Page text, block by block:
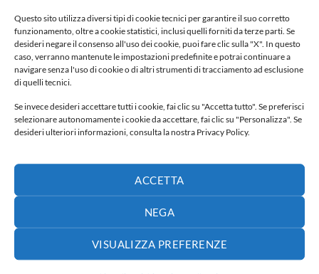
Questo sito utilizza diversi tipi di cookie tecnici per garantire il suo corretto
funzionamento, oltre a cookie statistici, inclusi quelli forniti da terze parti. Se
desideri negare il consenso all'uso dei cookie, puoi fare clic sulla "X". In questo
caso, verranno mantenute le impostazioni predefinite e potrai continuare a
navigare senza l'uso di cookie o di altri strumenti di tracciamento ad esclusione
di quelli tecnici.
Se invece desideri accettare tutti i cookie, fai clic su "Accetta tutto". Se preferisci
selezionare autonomamente i cookie da accettare, fai clic su "Personalizza". Se
desideri ulteriori informazioni, consulta la nostra Privacy Policy.
ACCETTA
NEGA
VISUALIZZA PREFERENZE
Fiocco nascita
65,00€
Fiocco nascita
Fiocco nascita
PIÙ VENDUTI